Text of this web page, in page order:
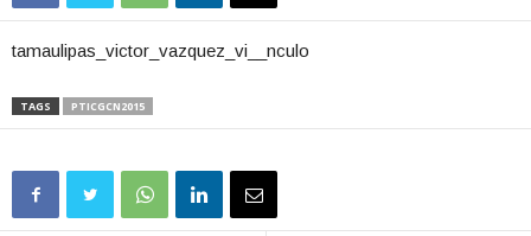
tamaulipas_victor_vazquez_vi__nculo
TAGS PTICGCN2015